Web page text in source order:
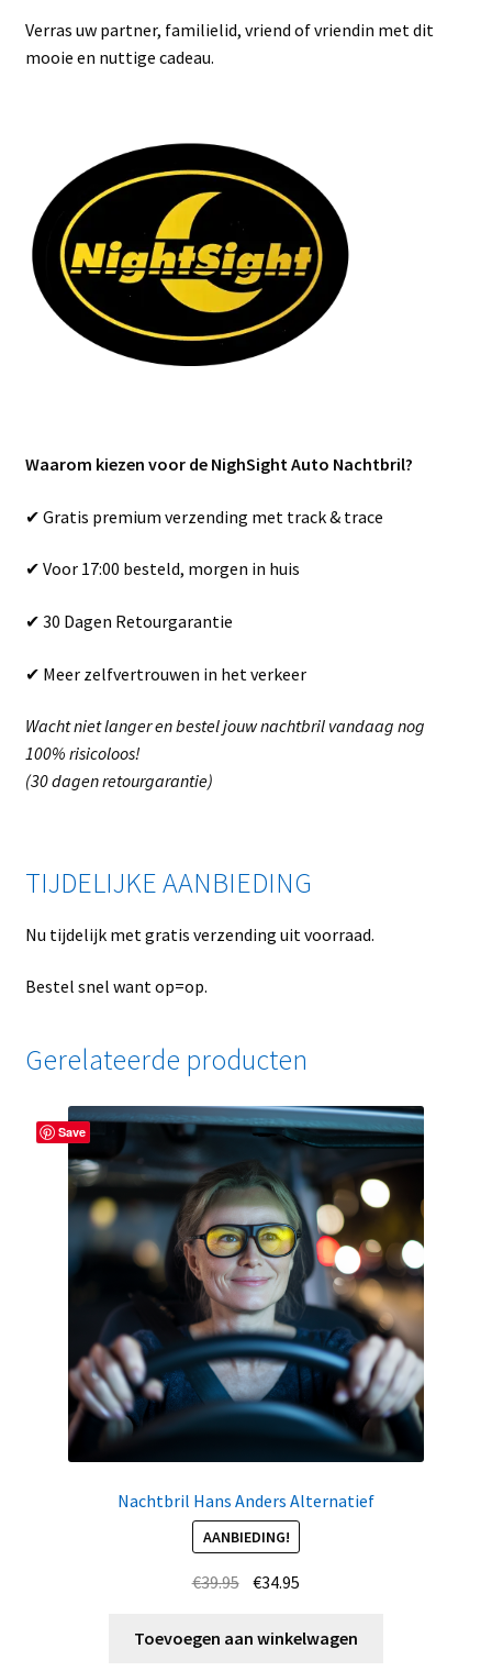
Verras uw partner, familielid, vriend of vriendin met dit
mooie en nuttige cadeau.
Waarom kiezen voor de NighSight Auto Nachtbril?
✔ Gratis premium verzending met track & trace
✔ Voor 17:00 besteld, morgen in huis
✔ 30 Dagen Retourgarantie
✔ Meer zelfvertrouwen in het verkeer
Wacht niet langer en bestel jouw nachtbril vandaag nog
100% risicoloos!
(30 dagen retourgarantie)
TIJDELIJKE AANBIEDING
Nu tijdelijk met gratis verzending uit voorraad.
Bestel snel want op=op.
Gerelateerde producten
Save
Nachtbril Hans Anders Alternatief
AANBIEDING!
€39.95 Oorspronkelijke
was:
€34.95
is:
Toevoegen aan winkelwagen